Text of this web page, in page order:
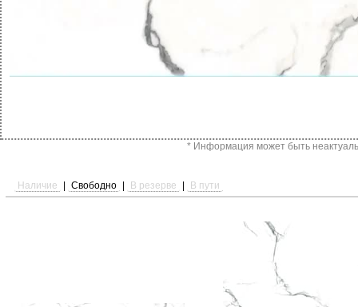
* Информация может быть
Наличие Свободно В резерве В пути